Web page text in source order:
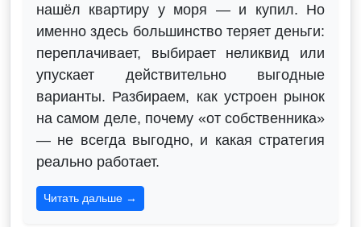
нашёл квартиру у моря — и купил. Но
именно здесь большинство теряет деньги:
переплачивает, выбирает неликвид или
упускает действительно выгодные
варианты. Разбираем, как устроен рынок
на самом деле, почему «от собственника»
— не всегда выгодно, и какая стратегия
реально работает.
Читать дальше →